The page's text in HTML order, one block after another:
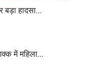
बड़ा हादसा...
में महिला...